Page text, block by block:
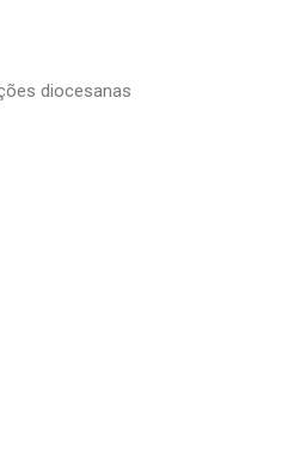
diocesanas